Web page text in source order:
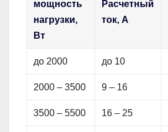
мощность
нагрузки,
Вт
Расчетный
ток, А
до 2000 до 10
2000 – 3500 9 – 16
3500 – 5500 16 – 25